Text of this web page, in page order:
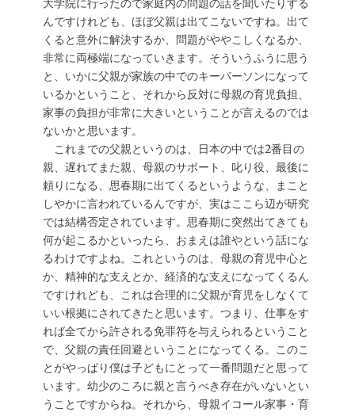
大学院に行ったので家庭内の問題の話を聞いたりする
んですけれども、ほぼ父親は出てこないですね。出て
くると意外に解決するか、問題がややこしくなるか、
非常に両極端になっていきます。そういうふうに思う
と、いかに父親が家族の中でのキーパーソンになって
いるかということ、それから反対に母親の育児負担、
家事の負担が非常に大きいということが言えるのでは
ないかと思います。
これまでの父親というのは、日本の中では2番目の
親、遅れてまた親、母親のサポート、叱り役、最後に
頼りになる、思春期に出てくるというような、まこと
しやかに言われているんですが、実はここら辺が研究
では結構否定されています。思春期に突然出てきても
何が起こるかといったら、おまえは誰やという話にな
るわけですよね。これというのは、母親の育児中心と
か、精神的な支えとか、経済的な支えになってくるん
ですけれども、これは合理的に父親が育児をしなくて
いい根拠にされてきたと思います。つまり、仕事をす
れば全てから許される免罪符を与えられるということ
で、父親の責任回避ということになってくる。このこ
とがやっぱり僕は子どもにとって一番問題だと思って
います。幼少のころに親と言うべき存在がいないとい
うことですからね。それから、母親イコール家事・育